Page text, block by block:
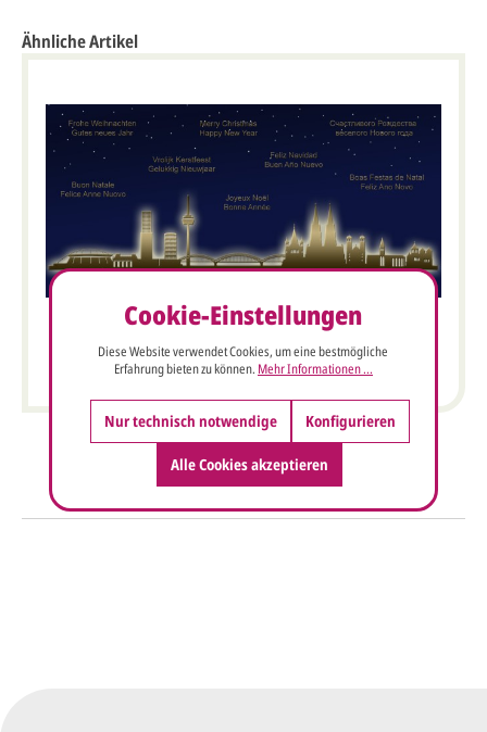
Ähnliche Artikel
Weihnachtskarte nachtblau Köln Skyline internationale
Grüße
Cookie-Einstellungen
Diese Website verwendet Cookies, um eine bestmögliche
Erfahrung bieten zu können. Mehr Informationen ...
Nur technisch notwendige Konfigurieren
Alle Cookies akzeptieren